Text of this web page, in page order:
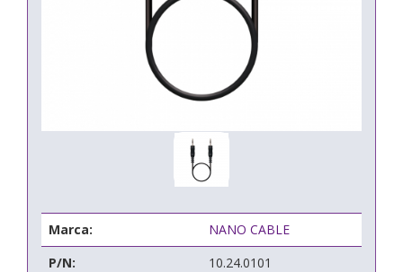
Marca:
NANO CABLE
P/N:
10.24.0101